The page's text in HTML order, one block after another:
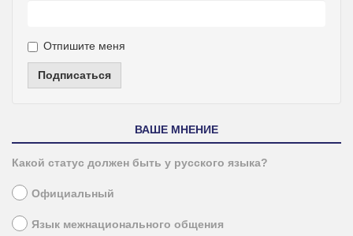
Отпишите меня
Подписаться
ВАШЕ МНЕНИЕ
Какой статус должен быть у русского языка?
Официальный
Язык межнационального общения